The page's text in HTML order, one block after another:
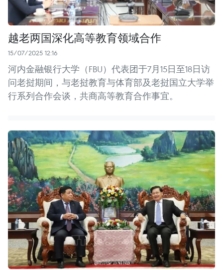
越老两国深化高等教育领域合作
15/07/2025 12:16
河内金融银行大学（FBU）代表团于7月15日至18日访
问老挝期间，与老挝教育与体育部及老挝国立大学举
行系列合作会谈，共商高等教育合作事宜。